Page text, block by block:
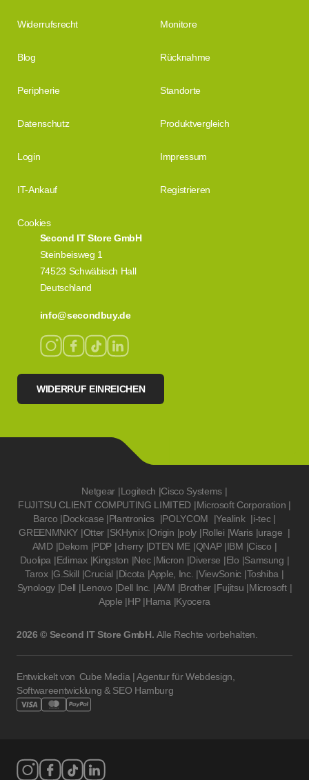
Second IT Store GmbH
Steinbeisweg 1
74523 Schwäbisch Hall
Deutschland
info@secondbuy.de
WIDERRUF EINREICHEN
Widerrufsrecht Monitore
Blog Rücknahme
Peripherie Standorte
Datenschutz Produktvergleich
Login Impressum
IT-Ankauf Registrieren
Cookies
Netgear |Logitech |Cisco Systems |
FUJITSU CLIENT COMPUTING LIMITED |Microsoft Corporation |
Barco |Dockcase |Plantronics |POLYCOM |Yealink |i-tec |
GREENMNKY |Otter |SKHynix |Origin |poly |Rollei |Waris |urage |
AMD |Dekom |PDP |cherry |DTEN ME |QNAP |IBM |Cisco |
Duolipa |Edimax |Kingston |Nec |Micron |Diverse |Elo |Samsung |
Tarox |G.Skill |Crucial |Dicota |Apple, Inc. |ViewSonic |Toshiba |
Synology |Dell |Lenovo |Dell Inc. |AVM |Brother |Fujitsu |Microsoft |
Apple |HP |Hama |Kyocera
2026 © Second IT Store GmbH. Alle Rechte vorbehalten.
Entwickelt von Cube Media | Agentur für Webdesign,
Softwareentwicklung & SEO Hamburg